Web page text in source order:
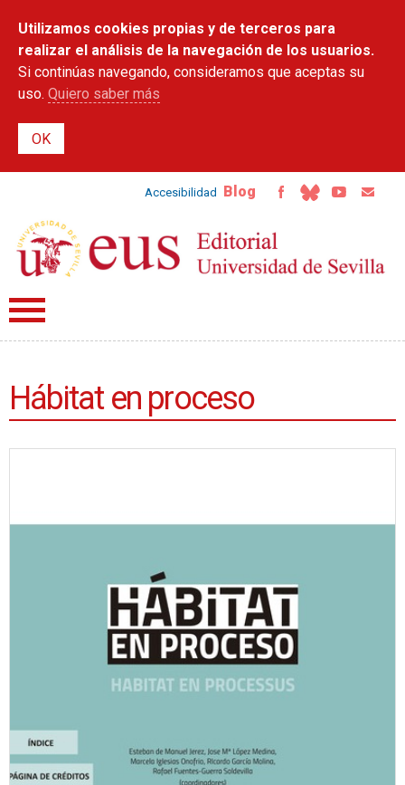
contenido
principal
Utilizamos cookies propias y de terceros para
realizar el análisis de la navegación de los usuarios.
Si continúas navegando, consideramos que aceptas su
uso. Quiero saber más
Accesibilidad Blog
Hábitat en proceso